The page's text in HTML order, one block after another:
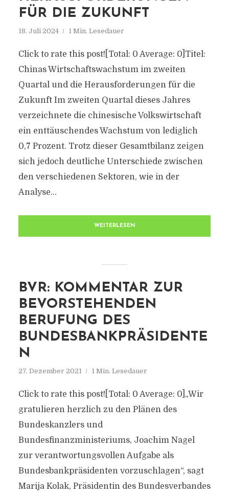
FÜR DIE ZUKUNFT
18. Juli 2024 1 Min. Lesedauer
Click to rate this post![Total: 0 Average: 0]Titel:
Chinas Wirtschaftswachstum im zweiten
Quartal und die Herausforderungen für die
Zukunft Im zweiten Quartal dieses Jahres
verzeichnete die chinesische Volkswirtschaft
ein enttäuschendes Wachstum von lediglich
0,7 Prozent. Trotz dieser Gesamtbilanz zeigen
sich jedoch deutliche Unterschiede zwischen
den verschiedenen Sektoren, wie in der
Analyse...
WEITERLESEN
BVR: KOMMENTAR ZUR
BEVORSTEHENDEN
BERUFUNG DES
BUNDESBANKPRÄSIDENTE
N
27. Dezember 2021 1 Min. Lesedauer
Click to rate this post![Total: 0 Average: 0]„Wir
gratulieren herzlich zu den Plänen des
Bundeskanzlers und
Bundesfinanzministeriums, Joachim Nagel
zur verantwortungsvollen Aufgabe als
Bundesbankpräsidenten vorzuschlagen“, sagt
Marija Kolak, Präsidentin des Bundesverbandes